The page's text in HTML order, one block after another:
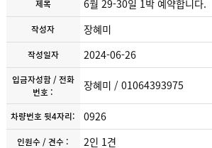
제목 6월 29-30일 1박 예약합니다.
작성자 장혜미
작성일자 2024-06-26
입금자성함 / 전화
번호 :
장혜미 / 01064393975
차량번호 뒷4자리: 0926
인원수 / 견수 : 2인 1견